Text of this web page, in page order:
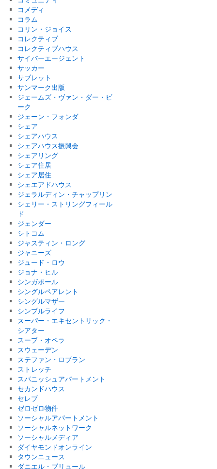
コメディ
コラム
コリン・ジョイス
コレクティブ
コレクティブハウス
サイバーエージェント
サッカー
サブレット
サンマーク出版
ジェームズ・ヴァン・ダー・ビ
ーク
ジェーン・フォンダ
シェア
シェアハウス
シェアハウス振興会
シェアリング
シェア住居
シェア居住
シェエアドハウス
ジェラルディン・チャップリン
シェリー・ストリングフィール
ド
ジェンダー
シトコム
ジャスティン・ロング
ジャニーズ
ジュード・ロウ
ジョナ・ヒル
シンガポール
シングルペアレント
シングルマザー
シンプルライフ
スーパー・エキセントリック・
シアター
スープ・オペラ
スウェーデン
ステファン・ロブラン
ストレッチ
スパニッシュアパートメント
セカンドハウス
セレブ
ゼロゼロ物件
ソーシャルアパートメント
ソーシャルネットワーク
ソーシャルメディア
ダイヤモンドオンライン
タウンニュース
ダニエル・ブリュール